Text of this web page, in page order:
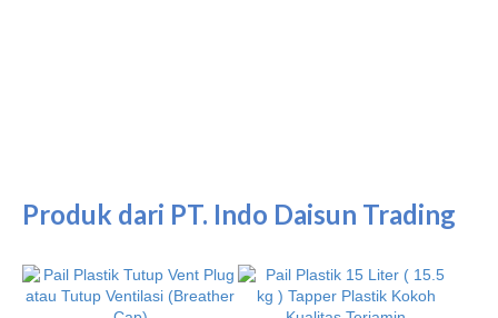
mendukung pertumbuhan dan kesuksesan usaha
PT. Indo Daisun Trading
Quality Products, Trusted Solutions.
Menyediakan Produk Berkualitas untuk Mendukung
Produk dari PT. Indo Daisun Trading